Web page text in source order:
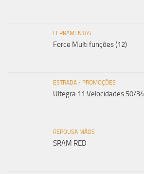
FERRAMENTAS
Force Multi funções (12)
ESTRADA / PROMOÇÕES
Ultegra 11 Velocidades 50/34
REPOUSA MÃOS
SRAM RED